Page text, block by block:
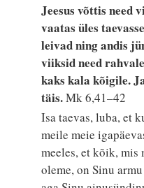
Jeesus võttis need
vaatas üles
leivad ning andis
viiksid need
kaks kala kõigile.
täis.Mk 6,41–42
Isa taevas, luba, et
meile meie
meeles, et kõik, mis
oleme, on Sinu